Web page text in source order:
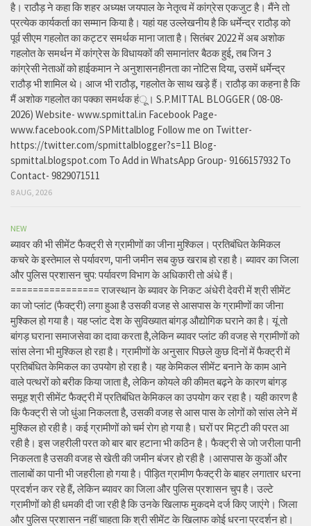
है। राठौड़ ने कहा कि शहर अध्यक्ष जयपाल के नेतृत्व में कांग्रेस एकजुट है। मैंने तो
प्रत्येक कार्यकर्ता का सम्मान किया है। यहां यह उल्लेखनीय है कि धर्मेन्द्र राठौड़ को
पूर्व सीएम गहलोत का कट्टर समर्थक माना जाता है। सितंबर 2022 में अब अशोक
गहलोत के समर्थन में कांग्रेस के विधायकों की समानांतर बैठक हुई, तब जिन 3
कांग्रेसी नेताओं को हाईकमान ने अनुशासनहीनता का नोटिस दिया, उसमें धर्मेन्द्र
राठौड़ भी शामिल थे। आज भी राठौड़, गहलोत के साथ खड़े हैं। राठौड़ का कहना है कि
मैं अशोक गहलोत का पक्का समर्थक हंू। S.P.MITTAL BLOGGER ( 08-08-
2026) Website- www.spmittal.in Facebook Page-
www.facebook.com/SPMittalblog Follow me on Twitter-
https://twitter.com/spmittalblogger?s=11 Blog-
spmittal.blogspot.com To Add in WhatsApp Group- 9166157932 To
Contact- 9829071511
8 AUG, 2026
NEW
ब्यावर की भी सीमेंट फैक्ट्री से ग्रामीणों का जीना मुश्किल। प्रतिबंधित केमिकल
कचरे के इस्तेमाल से पर्यावरण, पानी जमीन सब कुछ खराब हो रहा है। ब्यावर का जिला
और पुलिस प्रशासन चुप: पर्यावरण विभाग के अधिकारी तो अंधे हैं।
================ राजस्थान के ब्यावर के निकट अंधेरी देवरी में श्री सीमेंट
का जो प्लांट (फैक्ट्री) लगा हुआ है उसकी वजह से आसपास के ग्रामीणों का जीना
मुश्किल हो गया है। यह प्लांट देश के सुविख्यात बांगड़ औद्योगिक घराने का है। यूं तो
बांगड़ घराना समाजसेवा का दावा करता है,लेकिन ब्यावर प्लांट की वजह से ग्रामीणों को
सांस लेना भी मुश्किल हो रहा है। ग्रामीणों के अनुसार पिछले कुछ दिनों में फैक्ट्री में
प्रतिबंधित केमिकल का उपयोग हो रहा है। यह केमिकल सीमेंट बनाने के काम आने
वाले पत्थरों को बरीक किया जाता है, लेकिन कोयले की कीमत बढ़ने के कारण बांगड़
समूह श्री सीमेंट फैक्ट्री में प्रतिबंधित केमिकल का उपयोग कर रहा है। यही कारण है
कि फैक्ट्री से जो धुंआ निकलता है, उसकी वजह से आस पास के लोगों को सांस लेने में
मुश्किल हो रही है। कई ग्रामीणों को चर्म रोग हो गया है। घरों पर मिट्टी की परत आ
रही है। इस जहरीली परत को बार बार हटाना भी कठिन है। फैक्ट्री से जो जरीला पानी
निकलता है उसकी वजह से खेती की जमीन बंजर हो रही है ।आसपास के कुओं और
तालाबों का पानी भी जहरीला हो गया है। पीड़ित ग्रामीण फैक्ट्री के बाहर लगातार धरना
प्रदर्शन कर रहे हैं, लेकिन ब्यावर का जिला और पुलिस प्रशासन चुप है। उल्टे
ग्रामीणों को ही धमकी दी जा रही है कि उनके खिलाफ मुकदमे दर्ज किए जाएंगे। जिला
और पुलिस प्रशासन नहीं चाहता कि श्री सीमेंट के खिलाफ कोई धरना प्रदर्शन हो।